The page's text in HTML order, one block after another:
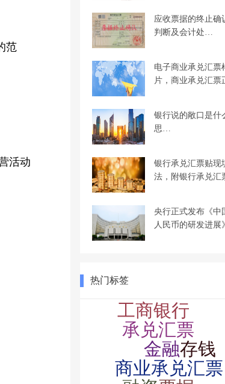
范
活动
应收票据的终止确
判断及会计处…
电子商业承兑汇票
片，商业承兑汇
银行说的敞口是什
思…
银行承兑汇票贴现
法，附银行承兑
央行正式发布《中
人民币的研发进
热门标签